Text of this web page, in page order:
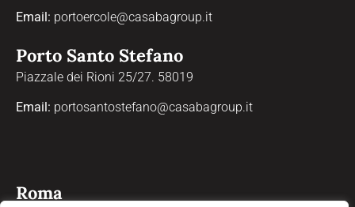
Email: portoercole@casabagroup.it
Porto Santo Stefano
Piazzale dei Rioni 25/27. 58019
Email: portosantostefano@casabagroup.it
Roma